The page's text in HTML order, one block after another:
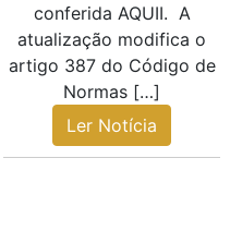
conferida AQUII. A
atualização modifica o
artigo 387 do Código de
Normas […]
Ler Notícia